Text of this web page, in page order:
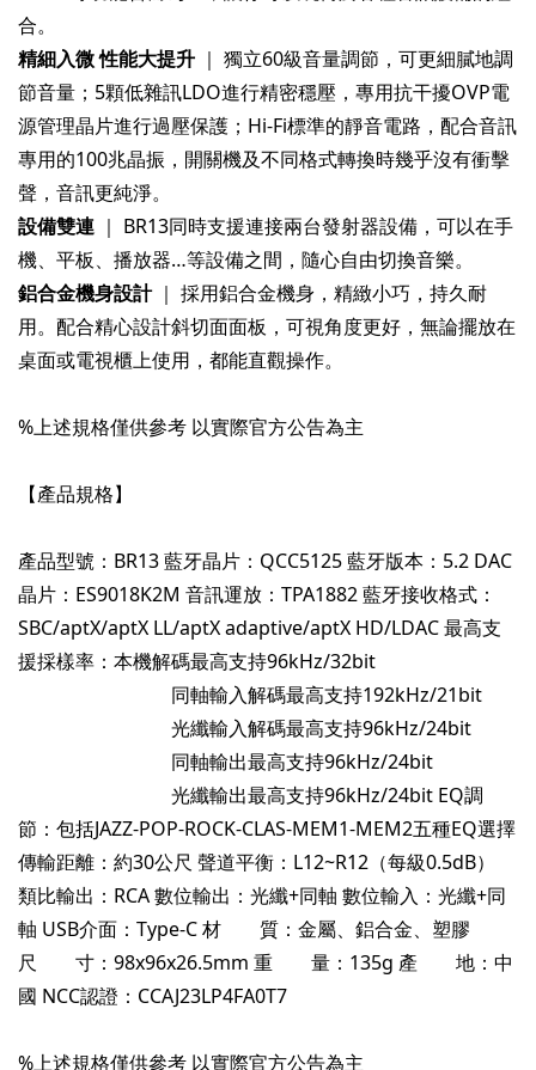
精細入微 性能大提升 ｜ 獨立60級音量調節，可更細膩地調
節音量；5顆低雜訊LDO進行精密穩壓，專用抗干擾OVP電
源管理晶片進行過壓保護；Hi-Fi標準的靜音電路，配合音訊
專用的100兆晶振，開關機及不同格式轉換時幾乎沒有衝擊
設備雙連 ｜ BR13同時支援連接兩台發射器設備，可以在手
鋁合金機身設計｜ 採用鋁合金機身，精緻小巧，持久耐
用。配合精心設計斜切面面板，可視角度更好，無論擺放在
產品型號：BR13 藍牙晶片：QCC5125 藍牙版本：5.2 DAC
晶片：ES9018K2M 音訊運放：TPA1882 藍牙接收格式：
SBC/aptX/aptX LL/aptX adaptive/aptX HD/LDAC 最高支
援採樣率：本機解碼最高支持96kHz/32bit
同軸輸入解碼最高支持192kHz/21bit
光纖輸入解碼最高支持96kHz/24bit
同軸輸出最高支持96kHz/24bit
光纖輸出最高支持96kHz/24bit EQ調
節：包括JAZZ-POP-ROCK-CLAS-MEM1-MEM2五種EQ選擇
傳輸距離：約30公尺 聲道平衡：L12~R12（每級0.5dB）
類比輸出：RCA 數位輸出：光纖+同軸 數位輸入：光纖+同
軸 USB介面：Type-C 材 質：金屬、鋁合金、塑膠
尺 寸：98x96x26.5mm 重 量：135g 產 地：中